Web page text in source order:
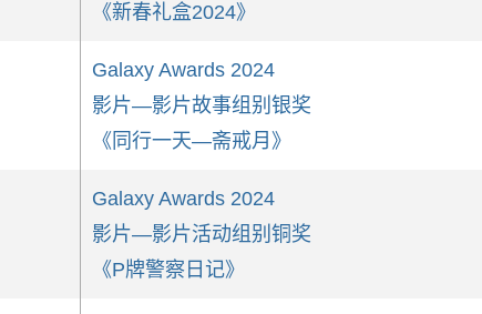
《新春礼盒2024》
Galaxy Awards 2024
影片—影片故事组别银奖
《同行一天—斋戒月》
Galaxy Awards 2024
影片—影片活动组别铜奖
《P牌警察日记》